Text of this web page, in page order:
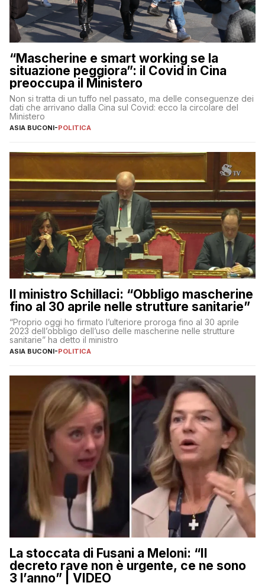
“Mascherine e smart working se la
situazione peggiora”: il Covid in Cina
preoccupa il Ministero
Non si tratta di un tuffo nel passato, ma delle conseguenze dei
dati che arrivano dalla Cina sul Covid: ecco la circolare del
Ministero
ASIA BUCONI-POLITICA
Il ministro Schillaci: “Obbligo mascherine
fino al 30 aprile nelle strutture sanitarie”
“Proprio oggi ho firmato l’ulteriore proroga fino al 30 aprile
2023 dell’obbligo dell’uso delle mascherine nelle strutture
sanitarie” ha detto il ministro
ASIA BUCONI-POLITICA
La stoccata di Fusani a Meloni: “Il
decreto rave non è urgente, ce ne sono
3 l’anno” | VIDEO